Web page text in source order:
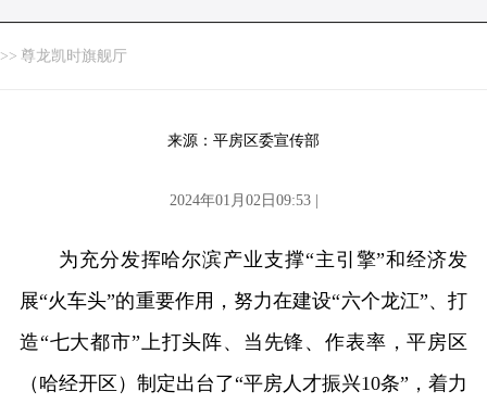
>> 尊龙凯时旗舰厅
来源：平房区委宣传部
2024年01月02日09:53 |
为充分发挥哈尔滨产业支撑“主引擎”和经济发
展“火车头”的重要作用，努力在建设“六个龙江”、打
造“七大都市”上打头阵、当先锋、作表率，平房区
（哈经开区）制定出台了“平房人才振兴10条”，着力